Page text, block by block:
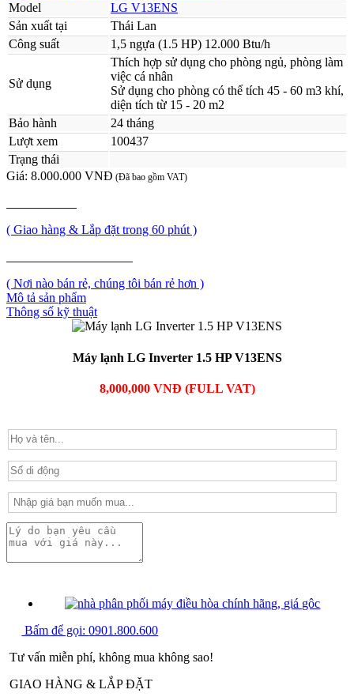
Model
LG V13ENS
Sản xuất tại
Thái Lan
Công suất
1,5 ngựa (1.5 HP) 12.000 Btu/h
Sử dụng
Thích hợp sử dụng cho phòng ngủ, phòng làm
việc cá nhân
Sử dụng cho phòng có thể tích 45 - 60 m3 khí,
diện tích từ 15 - 20 m2
Bảo hành
24 tháng
Lượt xem
100437
Trạng thái
Giá: 8.000.000 VNĐ (Đã bao gồm VAT)
( Giao hàng & Lắp đặt trong 60 phút )
( Nơi nào bán rẻ, chúng tôi bán rẻ hơn )
Mô tả sản phẩm
Thông số kỹ thuật
Máy lạnh LG Inverter 1.5 HP V13ENS
8,000,000 VNĐ (FULL VAT)
Bấm để gọi:0901.800.600
Tư vấn miễn phí, không mua không sao!
GIAO HÀNG & LẮP ĐẶT